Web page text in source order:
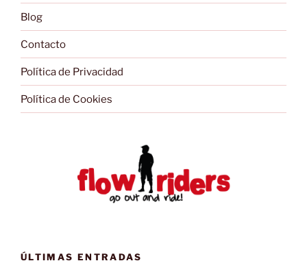
Blog
Contacto
Política de Privacidad
Política de Cookies
ÚLTIMAS ENTRADAS